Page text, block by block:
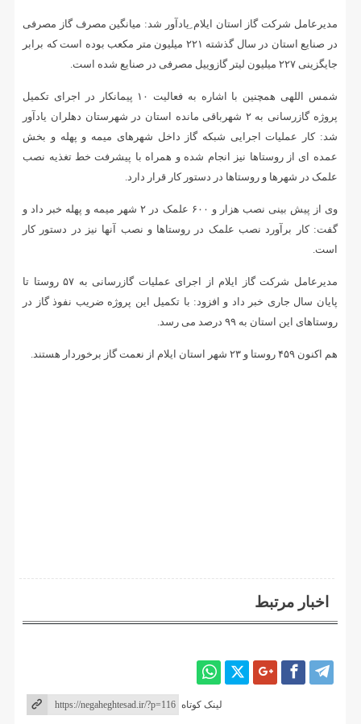
مدیرعامل شرکت گاز استان ایلام ِیادآور شد: میانگین مصرف گاز مصرفی
در صنایع استان در سال گذشته ۲۲۱ میلیون متر مکعب بوده است که برابر
جایگزینی ۲۲۷ میلیون لیتر گازوییل مصرفی در صنایع شده است.
شمس اللهی همچنین با اشاره به فعالیت ۱۰ پیمانکار در اجرای تکمیل
پروژه گازرسانی به ۲ شهرباقی مانده استان در شهرستان دهلران یادآور
شد: کار عملیات اجرایی شبکه گاز داخل شهرهای میمه و پهله و بخش
عمده ای از روستاها نیز انجام شده و همراه با پیشرفت خط تغذیه نصب
علمک در شهرها و روستاها در دستور کار قرار دارد.
وی از پیش بینی نصب هزار و ۶۰۰ علمک در ۲ شهر میمه و پهله خبر داد و
گفت: کار برآورد نصب علمک در روستاها و نصب آنها نیز در دستور کار
است.
مدیرعامل شرکت گاز ایلام از اجرای عملیات گازرسانی به ۵۷ روستا تا
پایان سال جاری خبر داد و افزود: با تکمیل این پروژه ضریب نفوذ گاز در
روستاهای این استان به ۹۹ درصد می رسد.
هم اکنون ۴۵۹ روستا و ۲۳ شهر استان ایلام از نعمت گاز برخوردار هستند.
اخبار مرتبط
لینک کوتاه